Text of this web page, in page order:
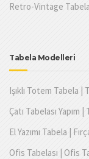
Retro-Vintage Tabela
Tabela Modelleri
Işıklı Totem Tabela |
Çatı Tabelası Yapım
El Yazımı Tabela |
Ofis Tabelası | Ofis